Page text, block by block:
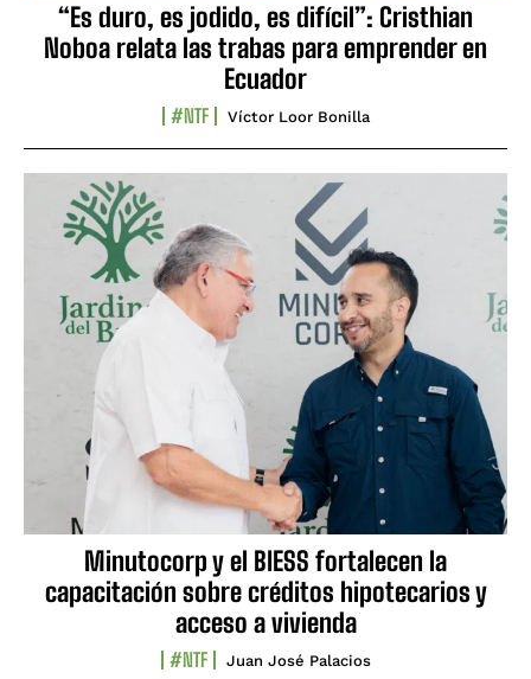
“Es duro, es jodido, es difícil”: Cristhian
Noboa relata las trabas para emprender en
Ecuador
#NTF Víctor Loor Bonilla
Minutocorp y el BIESS fortalecen la
capacitación sobre créditos hipotecarios y
acceso a vivienda
#NTF Juan José Palacios